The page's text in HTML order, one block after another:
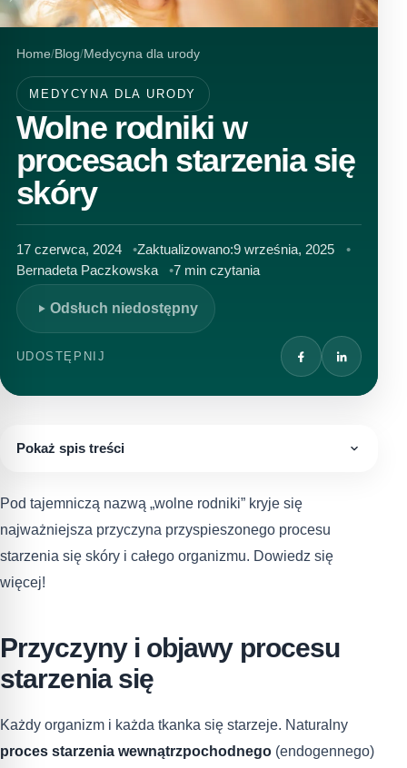
Home Blog Medycyna dla urody
MEDYCYNA DLA URODY
Wolne rodniki w
procesach starzenia się
skóry
17 czerwca, 2024 Zaktualizowano:9 września, 2025
Bernadeta Paczkowska
7 min czytania
Odsłuch niedostępny
UDOSTĘPNIJ
Pokaż spis treści
Pod tajemniczą nazwą „wolne rodniki” kryje się
najważniejsza przyczyna przyspieszonego procesu
starzenia się skóry i całego organizmu. Dowiedz się
więcej!
Przyczyny i objawy procesu
starzenia się
Każdy organizm i każda tkanka się starzeje. Naturalny
proces starzenia wewnątrzpochodnego (endogennego)